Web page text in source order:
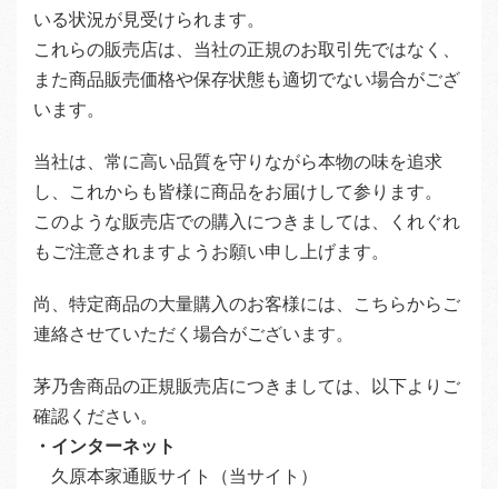
いる状況が見受けられます。
これらの販売店は、当社の正規のお取引先ではなく、
また商品販売価格や保存状態も適切でない場合がござ
います。
当社は、常に高い品質を守りながら本物の味を追求
し、これからも皆様に商品をお届けして参ります。
このような販売店での購入につきましては、くれぐれ
もご注意されますようお願い申し上げます。
尚、特定商品の大量購入のお客様には、こちらからご
連絡させていただく場合がございます。
茅乃舎商品の正規販売店につきましては、以下よりご
確認ください。
・インターネット
久原本家通販サイト（当サイト）